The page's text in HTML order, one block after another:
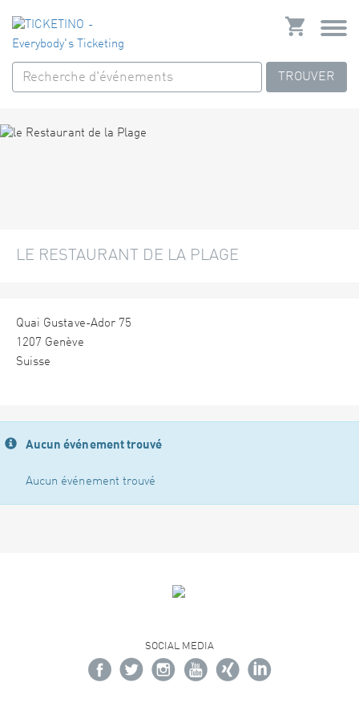
TROUVER
LE RESTAURANT DE LA PLAGE
Quai Gustave-Ador 75
1207 Genève
Suisse
Aucun événement trouvé
Aucun événement trouvé
SOCIAL MEDIA